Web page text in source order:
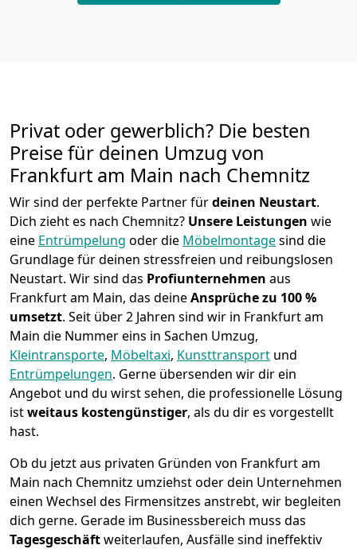
Privat oder gewerblich? Die besten
Preise für deinen Umzug von
Frankfurt am Main nach Chemnitz
Wir sind der perfekte Partner fürdeinen Neustart.
Dich zieht es nach Chemnitz? Unsere Leistungen wie
eine Entrümpelung oder die Möbelmontagesind die
Grundlage für deinen stressfreien und reibungslosen
Neustart. Wir sind das Profiunternehmen aus
Frankfurt am Main, das deineAnsprüche zu 100 %
umsetzt. Seit über 2 Jahren sind wir in Frankfurt am
Main die Nummer eins in Sachen Umzug,
Kleintransporte, Möbeltaxi, Kunsttransport und
Entrümpelungen. Gerne übersenden wir dir ein
Angebot und du wirst sehen, die professionelle Lösung
istweitaus kostengünstiger, als du dir es vorgestellt
hast.
Ob du jetzt aus privaten Gründen von Frankfurt am
Main nach Chemnitz umziehst oder dein Unternehmen
einen Wechsel des Firmensitzes anstrebt, wir begleiten
dich gerne. Gerade im Businessbereich muss das
Tagesgeschäftweiterlaufen, Ausfälle sind ineffektiv